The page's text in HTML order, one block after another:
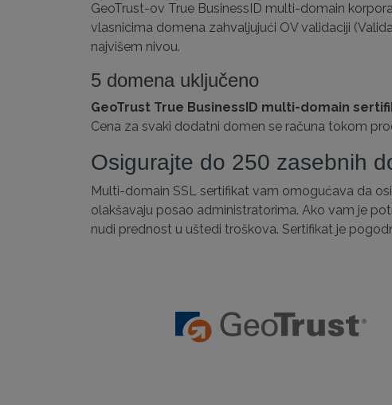
GeoTrust-ov True BusinessID multi-domain
vlasnicima domena zahvaljujući OV validaciji
najvišem nivou.
5 domena uključeno
GeoTrust True BusinessID multi-domain
Cena za svaki dodatni domen se računa tokom
Osigurajte do 250 zasebnih
Multi-domain SSL sertifikat vam omogućava da
olakšavaju posao administratorima. Ako vam je
nudi prednost u uštedi troškova. Sertifikat je